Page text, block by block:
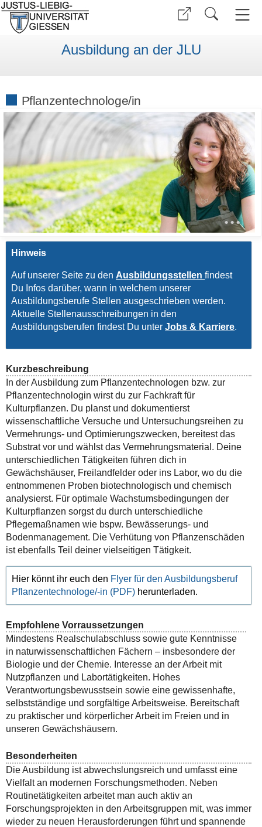
Ausbildung an der JLU
Pflanzentechnologe/in
• • •
Hinweis
Auf unserer Seite zu den Ausbildungsstellenfindest
Du Infos darüber, wann in welchem unserer
Ausbildungsberufe Stellen ausgeschrieben werden.
Aktuelle Stellenausschreibungen in den
Ausbildungsberufen findest Du unterJobs & Karriere.
Kurzbeschreibung
In der Ausbildung zum Pflanzentechnologen bzw. zur
Pflanzentechnologin wirst du zur Fachkraft für
Kulturpflanzen. Du planst und dokumentierst
wissenschaftliche Versuche und Untersuchungsreihen zu
Vermehrungs- und Optimierungszwecken, bereitest das
Substrat vor und wählst das Vermehrungsmaterial. Deine
unterschiedlichen Tätigkeiten führen dich in
Gewächshäuser, Freilandfelder oder ins Labor, wo du die
entnommenen Proben biotechnologisch und chemisch
analysierst. Für optimale Wachstumsbedingungen der
Kulturpflanzen sorgst du durch unterschiedliche
Pflegemaßnamen wie bspw. Bewässerungs- und
Bodenmanagement. Die Verhütung von Pflanzenschäden
ist ebenfalls Teil deiner vielseitigen Tätigkeit.
Hier könnt ihr euch den Flyer für den Ausbildungsberuf
Pflanzentechnologe/-in (PDF) herunterladen.
Empfohlene Vorraussetzungen
Mindestens Realschulabschluss sowie gute Kenntnisse
in naturwissenschaftlichen Fächern – insbesondere der
Biologie und der Chemie. Interesse an der Arbeit mit
Nutzpflanzen und Labortätigkeiten. Hohes
Verantwortungsbewusstsein sowie eine gewissenhafte,
selbstständige und sorgfältige Arbeitsweise. Bereitschaft
zu praktischer und körperlicher Arbeit im Freien und in
unseren Gewächshäusern.
Besonderheiten
Die Ausbildung ist abwechslungsreich und umfasst eine
Vielfalt an modernen Forschungsmethoden. Neben
Routinetätigkeiten arbeitet man auch aktiv an
Forschungsprojekten in den Arbeitsgruppen mit, was immer
wieder zu neuen Herausforderungen führt und spannende